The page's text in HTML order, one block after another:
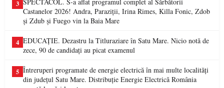
3
Castanelor 2026! Andra, Paraziții, Irina Rimes, Killa Fonic, Zdob
și Zdub și Fuego vin la Baia Mare
4 EDUCAȚIE. Dezastru la Titluraziare în Satu Mare. Nicio notă de
zece, 90 de candidați au picat examenul
5 Întreruperi programate de energie electrică în mai multe localități
din județul Satu Mare. Distribuție Energie Electrică România